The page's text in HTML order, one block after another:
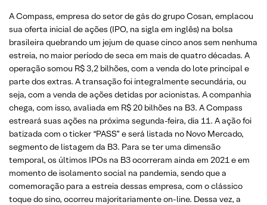
A Compass, empresa do setor de gás do grupo Cosan, emplacou
sua oferta inicial de ações (IPO, na sigla em inglês) na bolsa
brasileira quebrando um jejum de quase cinco anos sem nenhuma
estreia, no maior período de seca em mais de quatro décadas. A
operação somou R$ 3,2 bilhões, com a venda do lote principal e
parte dos extras. A transação foi integralmente secundária, ou
seja, com a venda de ações detidas por acionistas. A companhia
chega, com isso, avaliada em R$ 20 bilhões na B3. A Compass
estreará suas ações na próxima segunda-feira, dia 11. A ação foi
batizada com o ticker “PASS” e será listada no Novo Mercado,
segmento de listagem da B3. Para se ter uma dimensão
temporal, os últimos IPOs na B3 ocorreram ainda em 2021 e em
momento de isolamento social na pandemia, sendo que a
comemoração para a estreia dessas empresa, com o clássico
toque do sino, ocorreu majoritariamente on-line. Dessa vez, a